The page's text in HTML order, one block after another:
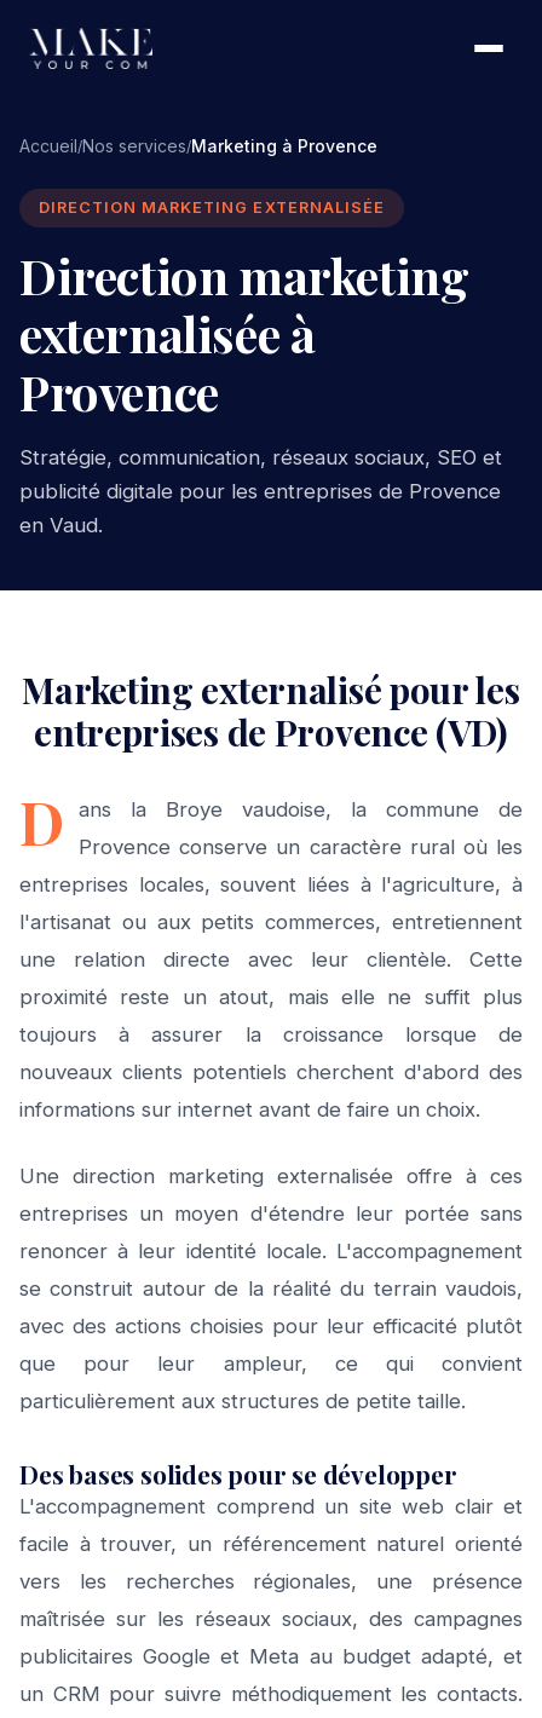
Accueil/Nos services/Marketing à Provence
DIRECTION MARKETING EXTERNALISÉE
Direction marketing
externalisée à
Provence
Stratégie, communication, réseaux sociaux, SEO et
publicité digitale pour les entreprises de Provence
en Vaud.
Marketing externalisé pour les
entreprises de Provence (VD)
D
ans la Broye vaudoise, la commune de
Provence conserve un caractère rural où les
entreprises locales, souvent liées à l'agriculture, à
l'artisanat ou aux petits commerces, entretiennent
une relation directe avec leur clientèle. Cette
proximité reste un atout, mais elle ne suffit plus
toujours à assurer la croissance lorsque de
nouveaux clients potentiels cherchent d'abord des
informations sur internet avant de faire un choix.
Une direction marketing externalisée offre à ces
entreprises un moyen d'étendre leur portée sans
renoncer à leur identité locale. L'accompagnement
se construit autour de la réalité du terrain vaudois,
avec des actions choisies pour leur efficacité plutôt
que pour leur ampleur, ce qui convient
particulièrement aux structures de petite taille.
Des bases solides pour se développer
L'accompagnement comprend un site web clair et
facile à trouver, un référencement naturel orienté
vers les recherches régionales, une présence
maîtrisée sur les réseaux sociaux, des campagnes
publicitaires Google et Meta au budget adapté, et
un CRM pour suivre méthodiquement les contacts.